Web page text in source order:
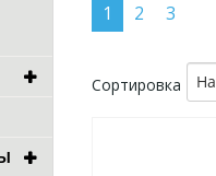
1 2 3
Сортировка